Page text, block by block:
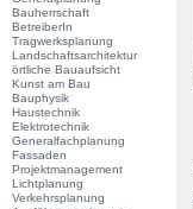
Bauherrschaft
BetreiberIn
Tragwerksplanung
Landschaftsarchitektur
örtliche Bauaufsicht
Kunst am Bau
Bauphysik
Haustechnik
Elektrotechnik
Generalfachplanung
Fassaden
Projektmanagement
Lichtplanung
Verkehrsplanung